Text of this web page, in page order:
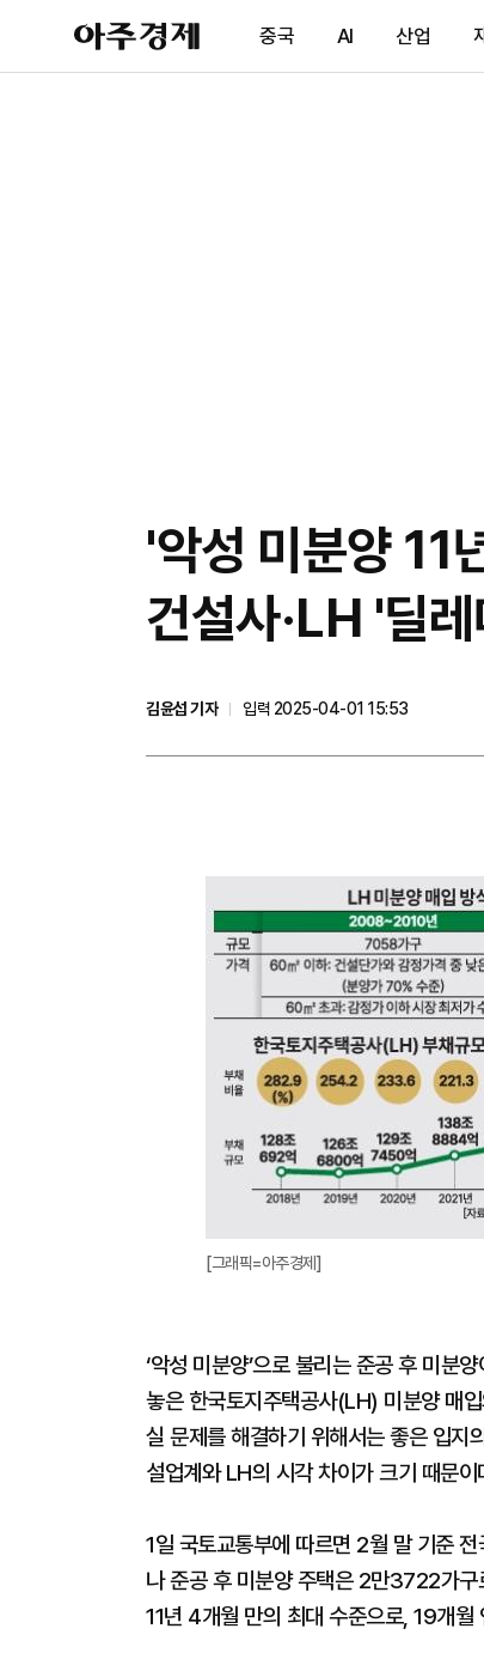
아
주
제
중국 AI 산업
'악성 미분양 11
건설사·LH '딜
김윤섭 기자
입력 2025-04-01 15:53
[그래픽=아주경제]
‘악성 미분양’으로 불리는 준공 후 미분
놓은 한국토지주택공사(LH) 미분양 매
실 문제를 해결하기 위해서는 좋은 입지
설업계와 LH의 시각 차이가 크기 때문이
1일 국토교통부에 따르면 2월 말 기준
나 준공 후 미분양 주택은 2만3722가
11년 4개월 만의 최대 수준으로, 19개월